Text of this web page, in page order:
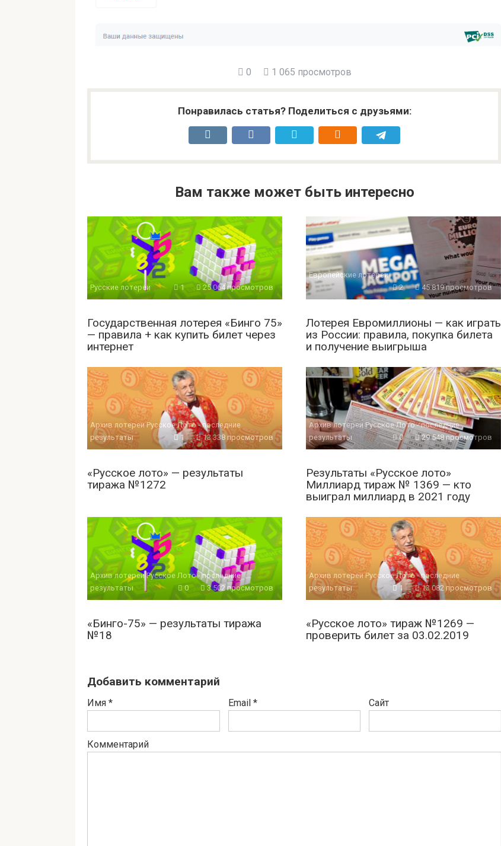
0 1 065 просмотров
Понравилась статья? Поделиться с друзьями:
Вам также может быть интересно
Русские лотереи 1 25 064 просмотров
Государственная лотерея «Бинго 75»
— правила + как купить билет через
интернет
Европейские лотереи
2
45 819 просмотров
Лотерея Евромиллионы — как играть
из России: правила, покупка билета
и получение выигрыша
Архив лотереи Русское Лото - последние
результаты
1 13 338 просмотров
«Русское лото» — результаты
тиража №1272
Архив лотереи Русское Лото - последние
результаты
0 29 548 просмотров
Результаты «Русское лото»
Миллиард тираж № 1369 — кто
выиграл миллиард в 2021 году
Архив лотереи Русское Лото - последние
результаты
0 3 502 просмотров
«Бинго-75» — результаты тиража
№18
Архив лотереи Русское Лото - последние
результаты
1 13 082 просмотров
«Русское лото» тираж №1269 —
проверить билет за 03.02.2019
Добавить комментарий
Имя * Email * Сайт
Комментарий